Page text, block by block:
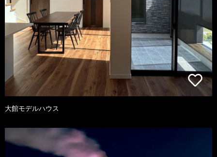
大館モデルハウス